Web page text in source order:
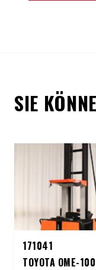
SIE
171041
TOYOTA OME-